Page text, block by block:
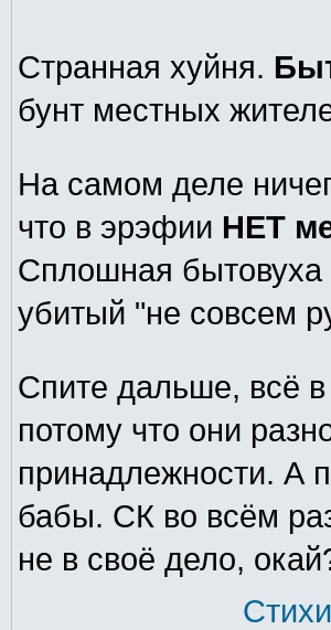
Странная хуйня.
бунт местных
На самом деле
что в эрэфии НЕТ
Сплошная бытовуха
убитый "не совсем
Спите дальше, всё
потому что они
принадлежности. А
бабы. СК во всём
не в своё дело,